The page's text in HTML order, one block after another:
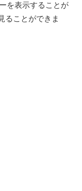
を表示することが
ることができま